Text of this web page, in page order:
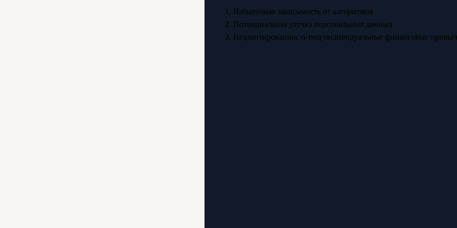
1. Избыточная зависимость от алгоритмов
2. Потенциальная утечка персональных данных
3. Неадаптированность под индивидуальные финансовые